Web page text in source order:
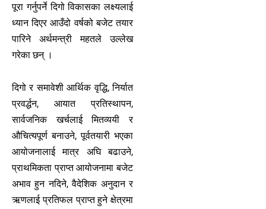
पूरा गर्नुपर्ने दिगो विकासका लक्ष्यलाई
ध्यान दिएर आउँदो वर्षको बजेट तयार
पारिने अर्थमन्त्री महतले उल्लेख
गरेका छन् ।
दिगो र समावेशी आर्थिक वृद्धि, निर्यात
प्रवर्द्धन, आयात प्रतिस्थापन,
सार्वजनिक खर्चलाई मितव्ययी र
औचित्यपूर्ण बनाउने, पूर्वतयारी भएका
आयोजनालाई मात्र अघि बढाउने,
प्राथमिकता प्राप्त आयोजनामा बजेट
अभाव हुन नदिने, वैदेशिक अनुदान र
ऋणलाई प्रतिफल प्राप्त हुने क्षेत्रमा